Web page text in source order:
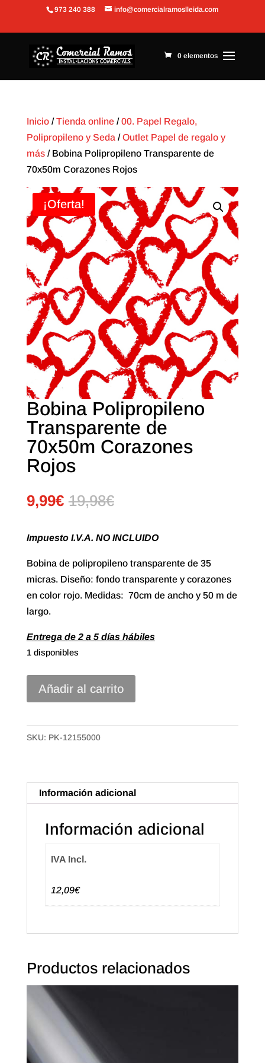
Abrir barra de herramientas
973 240 388 info@comercialramoslleida.com
0 elementos
Inicio/Tienda online/00. Papel Regalo,
Polipropileno y Seda /Outlet Papel de regalo y
más/ Bobina Polipropileno Transparente de
70x50m Corazones Rojos
¡Oferta!
Bobina Polipropileno
Transparente de
70x50m Corazones
Rojos
9,99€ 19,98€
Impuesto I.V.A. NO INCLUIDO
Bobina de polipropileno transparente de 35
micras. Diseño: fondo transparente y corazones
en color rojo. Medidas: 70cm de ancho y 50 m de
largo.
Entrega de 2 a 5 días hábiles
1 disponibles
Bobina
cantidad
Añadir al carrito
SKU: PK-12155000
Información adicional
Información adicional
IVA Incl.
12,09€
Productos relacionados